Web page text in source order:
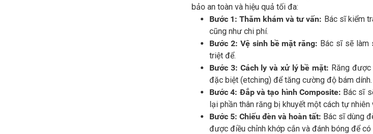
bảo an toàn và hiệu quả tối đa:
Bước 1: Thăm khám và tư vấn: Bác sĩ kiểm
cũng như chi phí.
Bước 2: Vệ sinh bề mặt răng: Bác sĩ sẽ làm
triệt để.
Bước 3: Cách ly và xử lý bề mặt: Răng
đặc biệt (etching) để tăng cường độ bám dính.
Bước 4: Đắp và tạo hình Composite: Bác sĩ
lại phần thân răng bị khuyết một cách tự nhiên
Bước 5: Chiếu đèn và hoàn tất: Bác sĩ dùng
được điều chỉnh khớp cắn và đánh bóng để